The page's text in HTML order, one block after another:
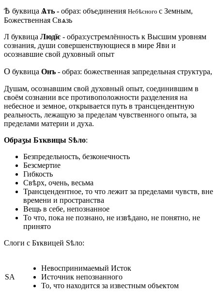
Ѣ буквица Ѧть - образ: объединения Небѣсного с Земным,
Божественная Свѧзь
Л буквица Людїє - образ:устремлённость к Высшим уровням
сознания, души совершенствующиеся в мире Яви и
осознавшие свой духовный опыт
О буквица Онъ - образ: божественная запредельная структура,
Душам, осознавшим свой духовный опыт, соединившим в
своём сознании все противоположности разделения на
небесное и земное, открывается путь в трансцендентную
реальность, лежащую за пределам чувственного опыта, за
пределами материи и духа.
Обраӡы Бɤквицы Ѕѣло:
Безпредельность, безконечность
Безсмертие
Гибкость
Свѣрх, очень, весьма
Трансцендентное, то что лежит за пределами чувств, вне
времени и пространства
Вещь в себе, непознанное
То что, пока не познано, не извѣдано, не понятно, не
принято
Слоги с Бɤквицей Ѕѣло:
ЅА
Невоспринимаемый Исток
Источник непознанного
То, что находится за известным объектом